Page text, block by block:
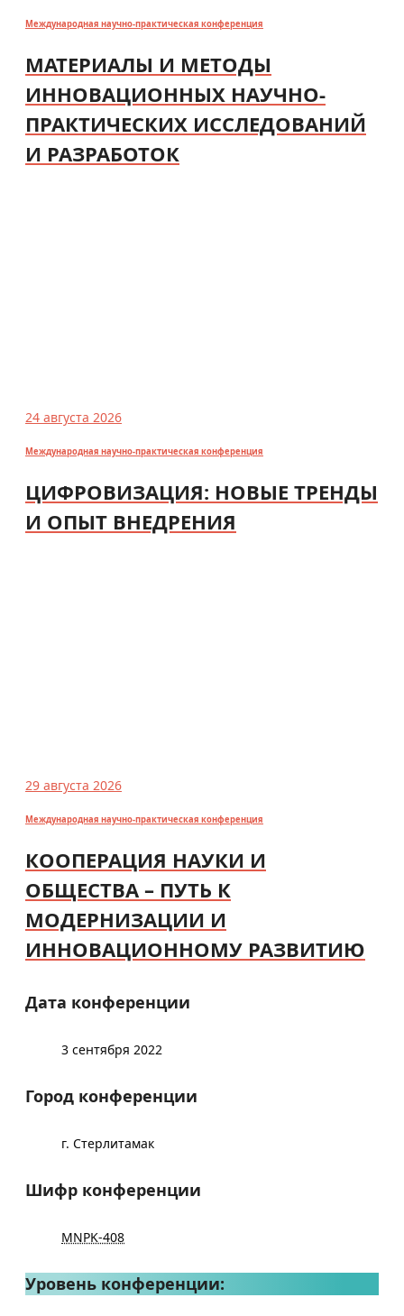
Международная научно-практическая конференция
МАТЕРИАЛЫ И МЕТОДЫ
ИННОВАЦИОННЫХ НАУЧНО-
ПРАКТИЧЕСКИХ ИССЛЕДОВАНИЙ
И РАЗРАБОТОК
24 августа 2026
Международная научно-практическая конференция
ЦИФРОВИЗАЦИЯ: НОВЫЕ ТРЕНДЫ
И ОПЫТ ВНЕДРЕНИЯ
29 августа 2026
Международная научно-практическая конференция
КООПЕРАЦИЯ НАУКИ И
ОБЩЕСТВА – ПУТЬ К
МОДЕРНИЗАЦИИ И
ИННОВАЦИОННОМУ РАЗВИТИЮ
Дата конференции
3 сентября 2022
Город конференции
г. Стерлитамак
Шифр конференции
MNPK-408
Уровень конференции: